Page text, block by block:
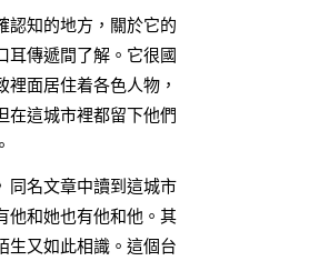
認知的地方，關於它的
耳傳遞間了解。它很國
裡面居住着各色人物，
在這城市裡都留下他們
同名文章中讀到這城市
他和她也有他和他。其
生又如此相識。這個台